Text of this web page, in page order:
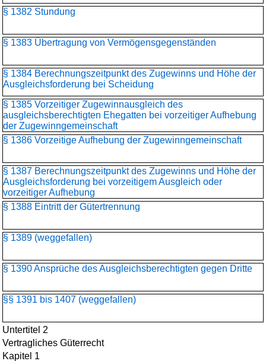
§ 1382 Stundung
§ 1383 Übertragung von Vermögensgegenständen
§ 1384 Berechnungszeitpunkt des Zugewinns und Höhe der
Ausgleichsforderung bei Scheidung
§ 1385 Vorzeitiger Zugewinnausgleich des
ausgleichsberechtigten Ehegatten bei vorzeitiger Aufhebung
der Zugewinngemeinschaft
§ 1386 Vorzeitige Aufhebung der Zugewinngemeinschaft
§ 1387 Berechnungszeitpunkt des Zugewinns und Höhe der
Ausgleichsforderung bei vorzeitigem Ausgleich oder
vorzeitiger Aufhebung
§ 1388 Eintritt der Gütertrennung
§ 1389 (weggefallen)
§ 1390 Ansprüche des Ausgleichsberechtigten gegen Dritte
§§ 1391 bis 1407 (weggefallen)
Untertitel 2
Vertragliches Güterrecht
Kapitel 1